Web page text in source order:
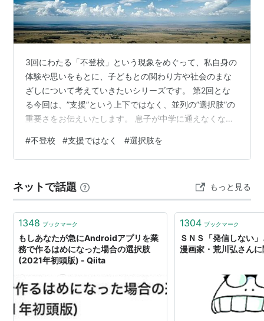
3回にわたる「不登校」という現象をめぐって、私自身の
体験や思いをもとに、子どもとの関わり方や社会のまな
ざしについて考えていきたいシリーズです。 第2回とな
る今回は、”支援”という上下ではなく、並列の”選択肢”の
重要さをお伝えいたします。 息子が中学に通えなくなっ
ないなら——。まず勧められたのは、適応指導教室（適
応教室）でした。いわゆる「不登校支援」の場所です。
た。地元の個別塾も候補に入れました。 けれど、最終的
に息子が「行ってもいい」と言ったのは、私の職場でし
た。「家にいるより、そっちのほう…
#不登校 #支援ではなく #選択肢を
ネットで話題 もっと見る
1348 ブックマーク
もしあなたが急にAndroidアプリを業
務で作るはめになった場合の選択肢
(2021年初頭版) - Qiita
1304 ブックマーク
ＳＮＳ「発信しない
漫画家・荒川弘さん